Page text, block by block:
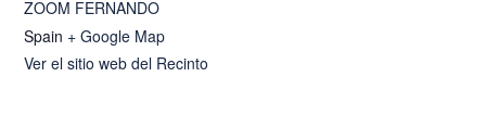
ZOOM FERNANDO
Spain + Google Map
Ver el sitio web del Recinto